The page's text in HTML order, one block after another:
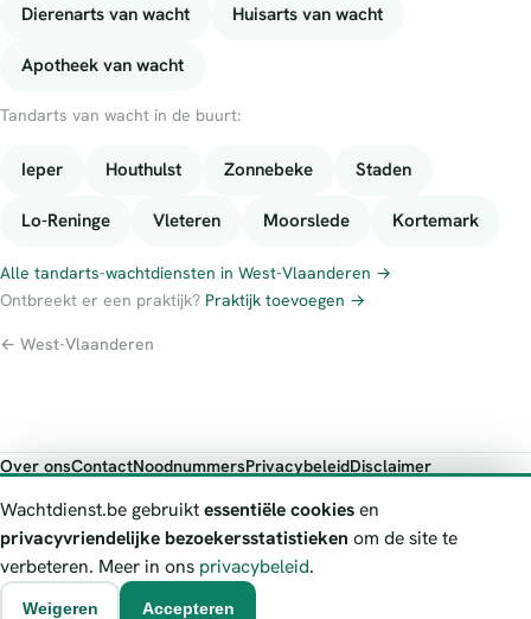
Dierenarts van wacht Huisarts van wacht
Apotheek van wacht
Tandarts van wacht in de buurt:
Ieper Houthulst Zonnebeke Staden
Lo-Reninge Vleteren Moorslede Kortemark
Alle tandarts-wachtdiensten in West-Vlaanderen →
Ontbreekt er een praktijk? Praktijk toevoegen →
← West-Vlaanderen
Over onsContactNoodnummersPrivacybeleidDisclaimer
Wachtdienst.be toont publieke wachtdienst-informatie ter oriëntatie.
Bij levensgevaar bel je altijd 112. Controleer altijd de actuele
wachtregeling bij de vermelde officiële bron.
Wachtdienst.be gebruiktessentiële cookiesen
privacyvriendelijke bezoekersstatistieken om de site te
verbeteren. Meer in ons privacybeleid.
Weigeren Accepteren